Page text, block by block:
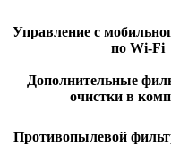
Управление c
по Wi-Fi
Дополнительные
очистки в
Противопылевой